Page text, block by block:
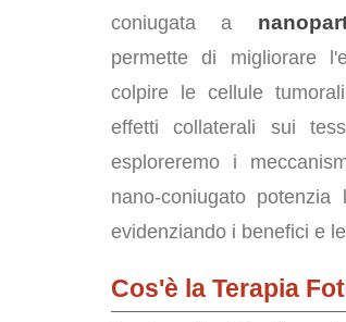
coniugata a
permette di migliorare
colpire le cellule
effetti collaterali sui
esploreremo i
nano-coniugato
evidenziando i benefici e
Cos'è la Terapia